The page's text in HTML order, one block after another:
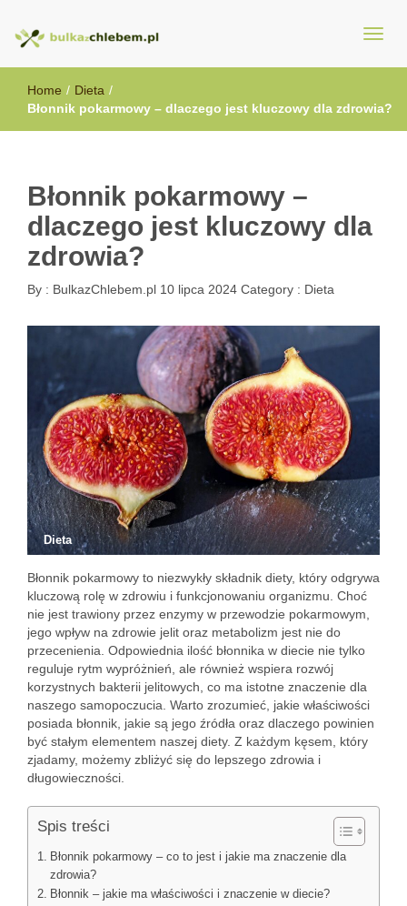
BulkazChlebem.pl
Home / Dieta /
Błonnik pokarmowy – dlaczego jest kluczowy dla zdrowia?
Błonnik pokarmowy –
dlaczego jest kluczowy dla
zdrowia?
By : BulkazChlebem.pl 10 lipca 2024 Category : Dieta
Dieta
Błonnik pokarmowy to niezwykły składnik diety, który odgrywa
kluczową rolę w zdrowiu i funkcjonowaniu organizmu. Choć
nie jest trawiony przez enzymy w przewodzie pokarmowym,
jego wpływ na zdrowie jelit oraz metabolizm jest nie do
przecenienia. Odpowiednia ilość błonnika w diecie nie tylko
reguluje rytm wypróżnień, ale również wspiera rozwój
korzystnych bakterii jelitowych, co ma istotne znaczenie dla
naszego samopoczucia. Warto zrozumieć, jakie właściwości
posiada błonnik, jakie są jego źródła oraz dlaczego powinien
być stałym elementem naszej diety. Z każdym kęsem, który
zjadamy, możemy zbliżyć się do lepszego zdrowia i
długowieczności.
Spis treści
Błonnik pokarmowy – co to jest i jakie ma znaczenie dla
zdrowia?
Błonnik – jakie ma właściwości i znaczenie w diecie?